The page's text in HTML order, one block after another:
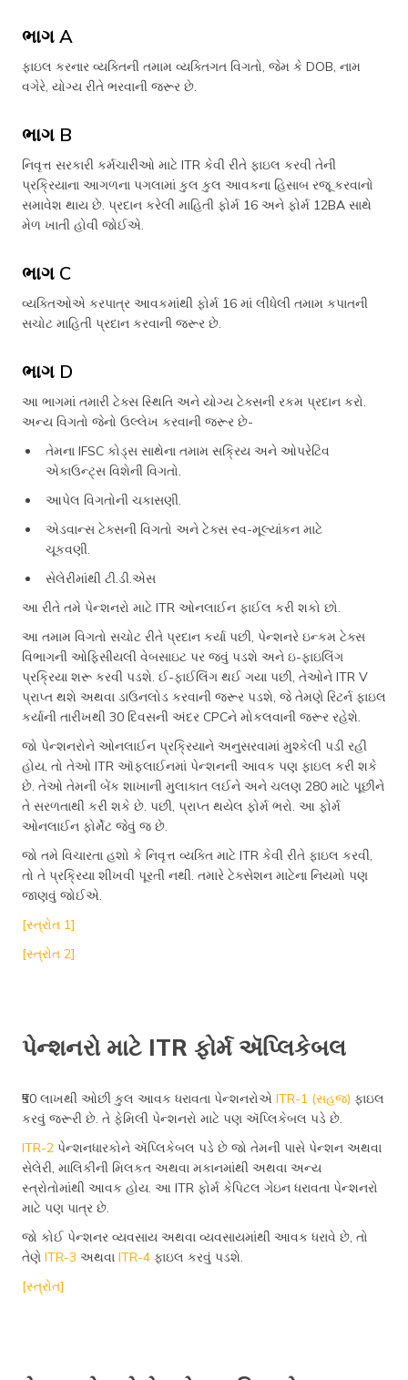
ભાગ A
ફાઇલ કરનાર વ્યક્તિની તમામ વ્યક્તિગત વિગતો, જેમ કે DOB, નામ
વગેરે, યોગ્ય રીતે ભરવાની જરૂર છે.
ભાગ B
નિવૃત્ત સરકારી કર્મચારીઓ માટે ITR કેવી રીતે ફાઇલ કરવી તેની
પ્રક્રિયાના આગળના પગલામાં કુલ કુલ આવકના હિસાબ રજૂ કરવાનો
સમાવેશ થાય છે. પ્રદાન કરેલી માહિતી ફોર્મ 16 અને ફોર્મ 12BA સાથે
મેળ ખાતી હોવી જોઈએ.
ભાગ C
વ્યક્તિઓએ કરપાત્ર આવકમાંથી ફોર્મ 16 માં લીધેલી તમામ કપાતની
સચોટ માહિતી પ્રદાન કરવાની જરૂર છે.
ભાગ D
આ ભાગમાં તમારી ટેક્સ સ્થિતિ અને યોગ્ય ટેક્સની રકમ પ્રદાન કરો.
અન્ય વિગતો જેનો ઉલ્લેખ કરવાની જરૂર છે-
તેમના IFSC કોડ્સ સાથેના તમામ સક્રિય અને ઓપરેટિવ
એકાઉન્ટ્સ વિશેની વિગતો.
આપેલ વિગતોની ચકાસણી.
એડવાન્સ ટેક્સની વિગતો અને ટેક્સ સ્વ-મૂલ્યાંકન માટે
ચૂકવણી.
સેલેરીમાંથી ટી.ડી.એસ
આ રીતે તમે પેન્શનરો માટે ITR ઓનલાઈન ફાઈલ કરી શકો છો.
આ તમામ વિગતો સચોટ રીતે પ્રદાન કર્યા પછી, પેન્શનરે ઇન્કમ ટેક્સ
વિભાગની ઓફિસીયલી વેબસાઇટ પર જવું પડશે અને ઇ-ફાઇલિંગ
પ્રક્રિયા શરૂ કરવી પડશે. ઈ-ફાઈલિંગ થઈ ગયા પછી, તેઓને ITR V
પ્રાપ્ત થશે અથવા ડાઉનલોડ કરવાની જરૂર પડશે, જે તેમણે રિટર્ન ફાઇલ
કર્યાની તારીખથી 30 દિવસની અંદર CPCને મોકલવાની જરૂર રહેશે.
જો પેન્શનરોને ઓનલાઈન પ્રક્રિયાને અનુસરવામાં મુશ્કેલી પડી રહી
હોય, તો તેઓ ITR ઑફલાઈનમાં પેન્શનની આવક પણ ફાઇલ કરી શકે
છે. તેઓ તેમની બેંક શાખાની મુલાકાત લઈને અને ચલણ 280 માટે પૂછીને
તે સરળતાથી કરી શકે છે. પછી, પ્રાપ્ત થયેલ ફોર્મ ભરો. આ ફોર્મ
ઓનલાઈન ફોર્મેટ જેવું જ છે.
જો તમે વિચારતા હશો કે નિવૃત્ત વ્યક્તિ માટે ITR કેવી રીતે ફાઇલ કરવી,
તો તે પ્રક્રિયા શીખવી પૂરતી નથી. તમારે ટેક્સેશન માટેના નિયમો પણ
જાણવું જોઈએ.
[સ્ત્રોત 1]
[સ્ત્રોત 2]
પેન્શનરો માટે ITR ફોર્મ ઍપ્લિકેબલ
₹50 લાખથી ઓછી કુલ આવક ધરાવતા પેન્શનરોએ ITR-1 (સહજ) ફાઇલ
કરવું જરૂરી છે. તે ફેમિલી પેન્શનરો માટે પણ ઍપ્લિકેબલ પડે છે.
ITR-2 પેન્શનધારકોને ઍપ્લિકેબલ પડે છે જો તેમની પાસે પેન્શન અથવા
સેલેરી, માલિકીની મિલકત અથવા મકાનમાંથી અથવા અન્ય
સ્ત્રોતોમાંથી આવક હોય. આ ITR ફોર્મ કેપિટલ ગેઇન ધરાવતા પેન્શનરો
માટે પણ પાત્ર છે.
જો કોઈ પેન્શનર વ્યવસાય અથવા વ્યવસાયમાંથી આવક ધરાવે છે, તો
તેણે ITR-3 અથવા ITR-4 ફાઇલ કરવું પડશે.
[સ્ત્રોત]